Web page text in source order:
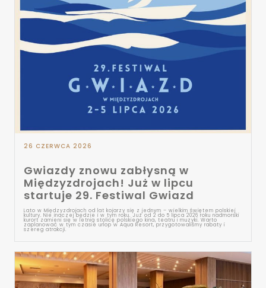
26 CZERWCA 2026
Gwiazdy znowu zabłysną w
Międzyzdrojach! Już w lipcu
startuje 29. Festiwal Gwiazd
Lato w Międzyzdrojach od lat kojarzy się z jednym – wielkim świętem polskiej
kultury. Nie inaczej będzie i w tym roku. Już od 2 do 5 lipca 2026 roku nadmorski
kurort zamieni się w letnią stolicę polskiego kina, teatru i muzyki. Warto
zaplanować w tym czasie urlop w Aqua Resort, przygotowaliśmy rabaty i
szereg atrakcji.